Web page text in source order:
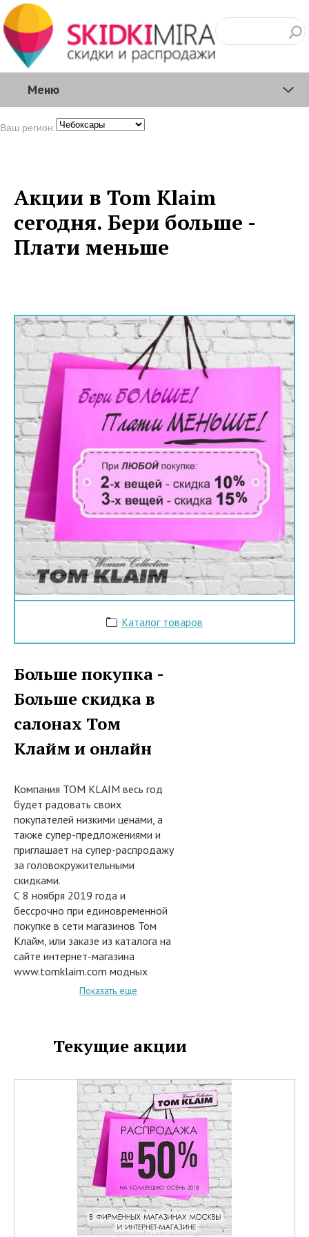
Меню
Ваш регион:
Акции в Tom Klaim
сегодня. Бери больше -
Плати меньше
Каталог товаров
Больше покупка -
Больше скидка в
салонах Том
Клайм и онлайн
Компания TOM KLAIM весь год
будет радовать своих
покупателей низкими ценами, а
также супер-предложениями и
приглашает на супер-распродажу
за головокружительными
скидками.
С 8 ноября 2019 года и
бессрочно при единовременной
покупке в сети магазинов Том
Клайм, или заказе из каталога на
сайте интернет-магазина
www.tomklaim.com модных
новинок женской одежды и
• 15% на три и более товаров в
В акции участвуют следующие
Показать еще
Текущие акции